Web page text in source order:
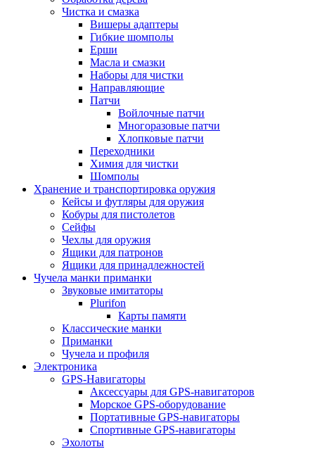
Чистка и смазка
Вишеры адаптеры
Гибкие шомполы
Ерши
Масла и смазки
Наборы для чистки
Направляющие
Патчи
Войлочные патчи
Многоразовые патчи
Хлопковые патчи
Переходники
Химия для чистки
Шомполы
Хранение и транспортировка оружия
Кейсы и футляры для оружия
Кобуры для пистолетов
Сейфы
Чехлы для оружия
Ящики для патронов
Ящики для принадлежностей
Чучела манки приманки
Звуковые имитаторы
Plurifon
Карты памяти
Классические манки
Приманки
Чучела и профиля
Электроника
GPS-Навигаторы
Аксессуары для GPS-навигаторов
Морское GPS-оборудование
Портативные GPS-навигаторы
Спортивные GPS-навигаторы
Эхолоты